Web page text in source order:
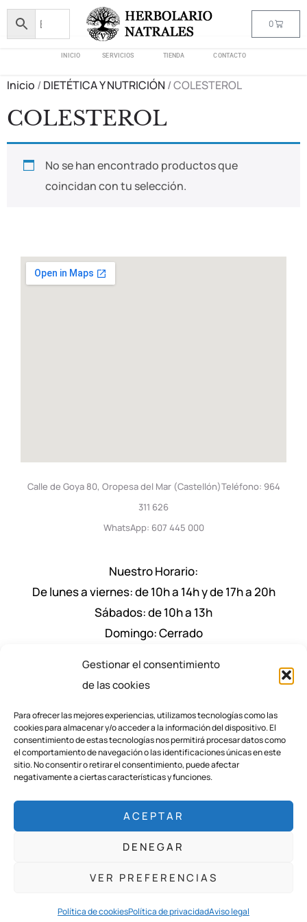
Gestionar el consentimiento
de las cookies
Para ofrecer las mejores experiencias, utilizamos tecnologías como las
cookies para almacenar y/o acceder a la información del dispositivo. El
consentimiento de estas tecnologías nos permitirá procesar datos como
el comportamiento de navegación o las identificaciones únicas en este
sitio. No consentir o retirar el consentimiento, puede afectar
negativamente a ciertas características y funciones.
ACEPTAR
DENEGAR
VER PREFERENCIAS
Política de cookiesPolítica de privacidadAviso legal
0
INICIO SERVICIOS TIENDA CONTACTO
Inicio /DIETÉTICA Y NUTRICIÓN / COLESTEROL
COLESTEROL
No se han encontrado productos que
coincidan con tu selección.
Calle de Goya 80, Oropesa del Mar (Castellón)Teléfono: 964
311 626
WhatsApp: 607 445 000
Nuestro Horario:
De lunes a viernes: de 10h a 14h y de 17h a 20h
Sábados: de 10h a 13h
Domingo: Cerrado
Nuestro Horario de Verano Julio y Agosto:
De lunes a viernes: de 9:30 a 14h y de 17.30h a
Sábados: de 9:30 a 13h